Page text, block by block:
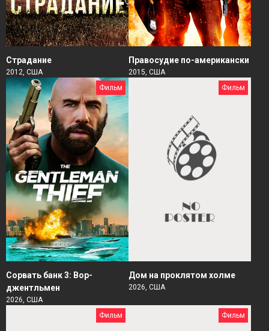
Страдание
2012, США
Правосудие по-американски
2015, США
Фильм
Сорвать банк 3: Вор-
джентльмен
2026, США
Фильм
Дом на проклятом холме
2026, США
Фильм Фильм